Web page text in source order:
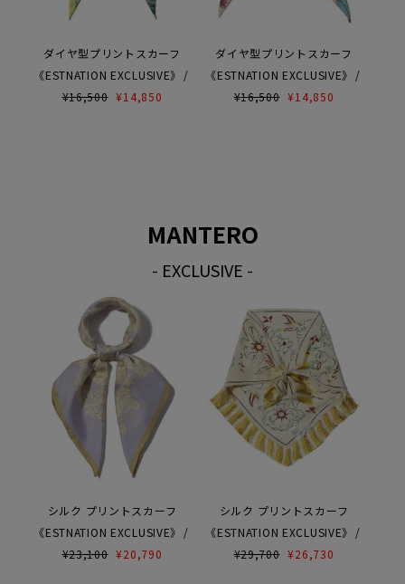
ダイヤ型プリントスカーフ
《ESTNATION EXCLUSIVE》
¥16,500 ¥14,850
ダイヤ型プリントスカーフ
《ESTNATION EXCLUSIVE》
¥16,500 ¥14,850
MANTERO
- EXCLUSIVE -
シルク プリントスカーフ
《ESTNATION EXCLUSIVE》
¥23,100 ¥20,790
シルク プリントスカーフ
《ESTNATION EXCLUSIVE》
¥29,700 ¥26,730